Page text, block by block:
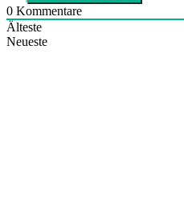
0 Kommentare
Älteste
Neueste